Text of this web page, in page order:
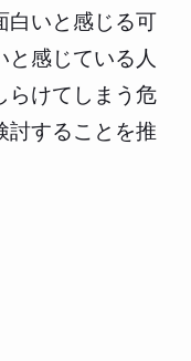
白いと感じる可
感じている人
らけてしまう危
討することを推